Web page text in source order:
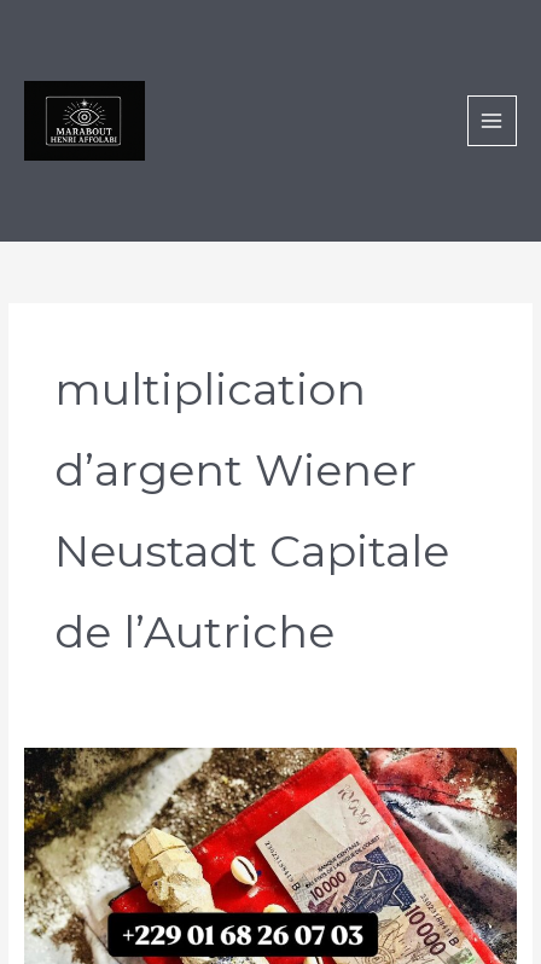
multiplication
d’argent Wiener
Neustadt Capitale
de l’Autriche